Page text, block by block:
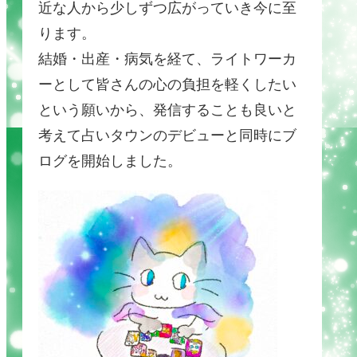
近な人から少しずつ広がっていき今に至
ります。
結婚・出産・病気を経て、ライトワーカ
ーとして皆さんの心の負担を軽くしたい
という願いから、発信することも良いと
考えて占いタウンのデビューと同時にブ
ログを開始しました。